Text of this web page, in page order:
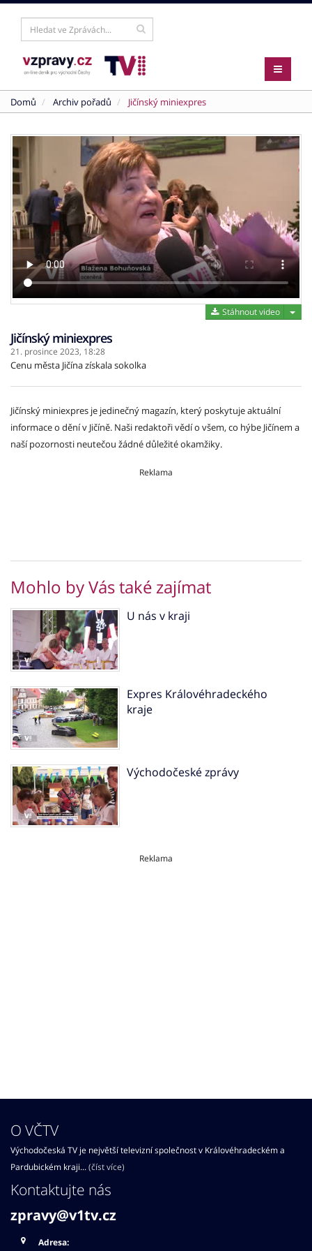
Domů Archiv pořadů Jičínský miniexpres
Stáhnout video
Jičínský miniexpres
21. prosince 2023, 18:28
Cenu města Jičína získala sokolka
Jičínský miniexpres je jedinečný magazín, který poskytuje aktuální
informace o dění v Jičíně. Naši redaktoři vědí o všem, co hýbe Jičínem a
naší pozornosti neutečou žádné důležité okamžiky.
Reklama
Mohlo by Vás také zajímat
U nás v kraji
Expres Královéhradeckého
kraje
Východočeské zprávy
Reklama
O VČTV
Východočeská TV je největší televizní společnost v Královéhradeckém a
Pardubickém kraji...(číst více)
Kontaktujte nás
zpravy@v1tv.cz
Adresa: